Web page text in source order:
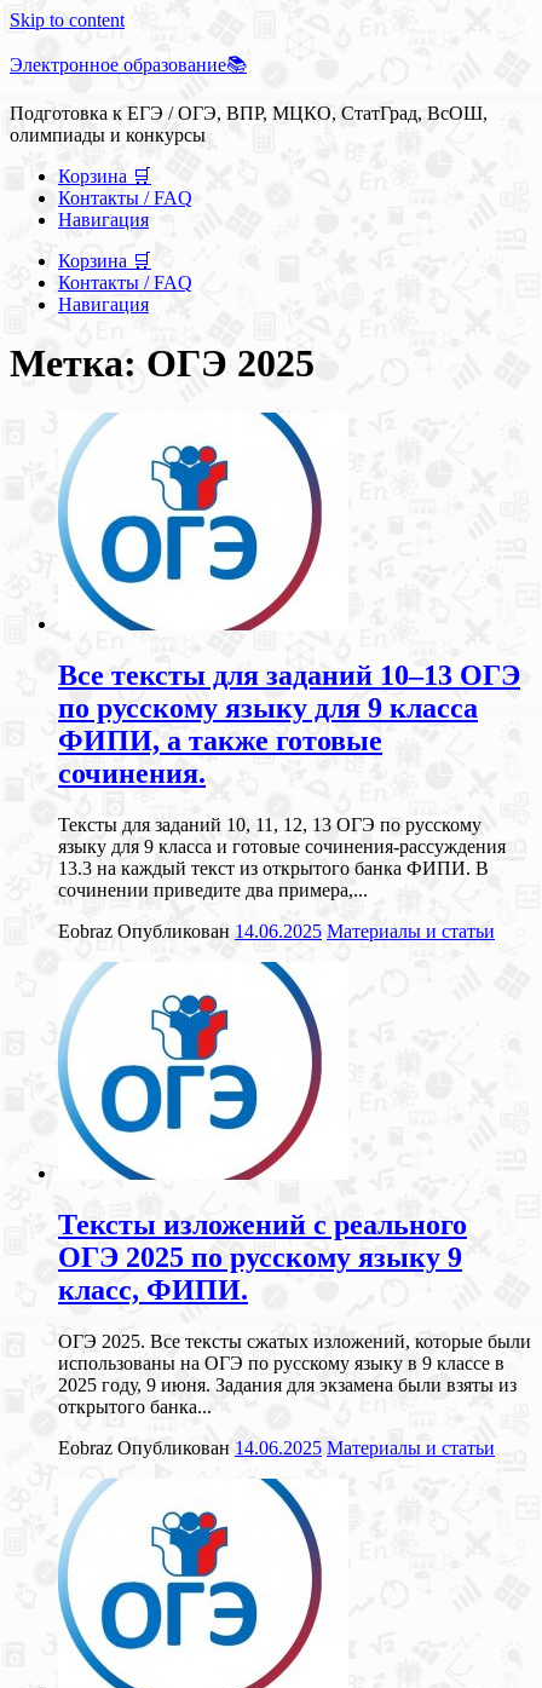
Skip to content
Электронное образование📚
Подготовка к ЕГЭ / ОГЭ, ВПР, МЦКО, СтатГрад, ВсОШ,
олимпиады и конкурсы
Корзина 🛒
Контакты / FAQ
Навигация
Корзина 🛒
Контакты / FAQ
Навигация
Метка: ОГЭ 2025
Все тексты для заданий 10–13 ОГЭ
по русскому языку для 9 класса
ФИПИ, а также готовые
сочинения.
Тексты для заданий 10, 11, 12, 13 ОГЭ по русскому
языку для 9 класса и готовые сочинения-рассуждения
13.3 на каждый текст из открытого банка ФИПИ. В
сочинении приведите два примера,...
Eobraz Опубликован 14.06.2025 Материалы и статьи
Тексты изложений с реального
ОГЭ 2025 по русскому языку 9
класс, ФИПИ.
ОГЭ 2025. Все тексты сжатых изложений, которые были
использованы на ОГЭ по русскому языку в 9 классе в
2025 году, 9 июня. Задания для экзамена были взяты из
открытого банка...
Eobraz Опубликован 14.06.2025 Материалы и статьи